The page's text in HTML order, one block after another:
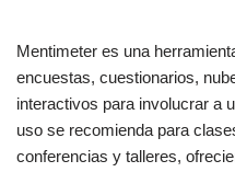
Mentimeter es una
encuestas, cuestionarios,
interactivos para involucrar a
uso se recomienda para
conferencias y talleres,